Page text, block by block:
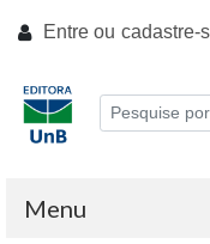
Entre ou cadastre-
Menu